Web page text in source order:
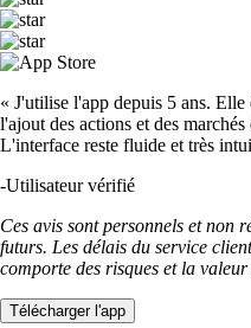
« J'utilise l'app depuis 5 ans.
l'ajout des actions et des
L'interface reste fluide et très
-Utilisateur vérifié
Ces avis sont personnels et non
futurs. Les délais du service
comporte des risques et la
Télécharger l'app